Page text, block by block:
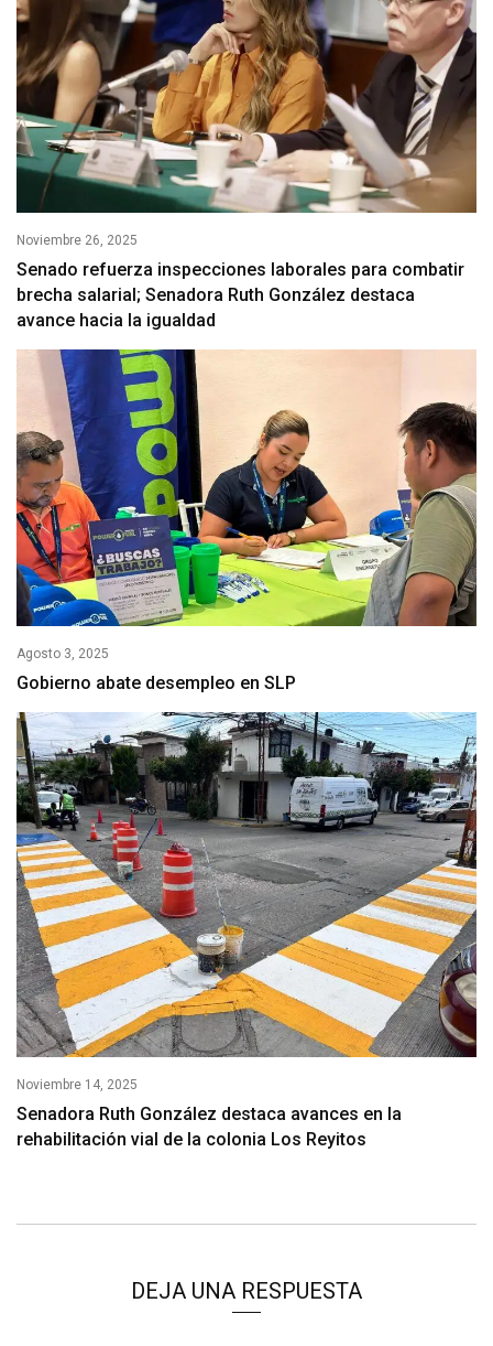
Noviembre 26, 2025
Senado refuerza inspecciones laborales para combatir
brecha salarial; Senadora Ruth González destaca
avance hacia la igualdad
Agosto 3, 2025
Gobierno abate desempleo en SLP
Noviembre 14, 2025
Senadora Ruth González destaca avances en la
rehabilitación vial de la colonia Los Reyitos
DEJA UNA RESPUESTA